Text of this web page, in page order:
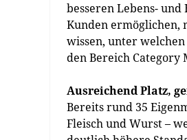
besseren Lebens-
Kunden ermöglichen,
wissen, unter
den Bereich Category
Ausreichend Platz,
Bereits rund 35
Fleisch und Wurst –